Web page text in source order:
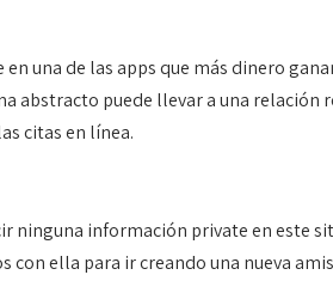
una de las apps que más dinero
abstracto puede llevar a una
citas en línea.
ninguna información private en este
ella para ir creando una nueva